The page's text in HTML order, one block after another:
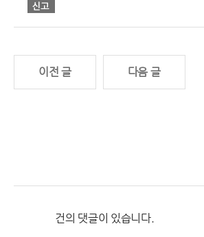
이전 글 다음 글
건의 댓글이 있습니다.